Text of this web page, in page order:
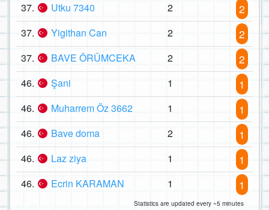
37. Utku 7340 2 2
37. Yigithan Can 2 2
37. BAVE ÖRÜMCEKA 2 2
46. Şani 1 1
46. Muharrem Öz 3662 1 1
46. Bave doma 2 1
46. Laz ziya 1 1
46. Ecrin KARAMAN 1 1
Statistics are updated every ~5 minutes